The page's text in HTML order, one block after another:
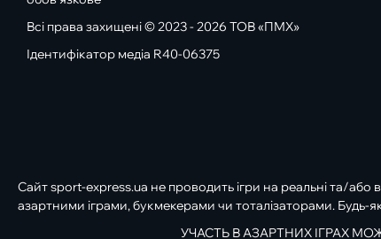
Всі права захищені © 2023 - 2026 ТОВ «ПМХ»
Ідентифікатор медіа R40-06375
Сайт sport-express.ua не проводить ігри на реальні та/або
азартними іграми, букмекерами чи тоталізаторами. Будь-
УЧАСТЬ В АЗАРТНИХ ІГРАХ